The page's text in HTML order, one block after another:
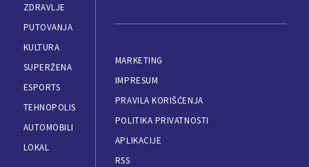
ZDRAVLJE
PUTOVANJA
KULTURA
SUPERŽENA
ESPORTS
TEHNOPOLIS
AUTOMOBILI
LOKAL
MARKETING
IMPRESUM
PRAVILA KORIŠĆENJA
POLITIKA PRIVATNOSTI
APLIKACIJE
RSS